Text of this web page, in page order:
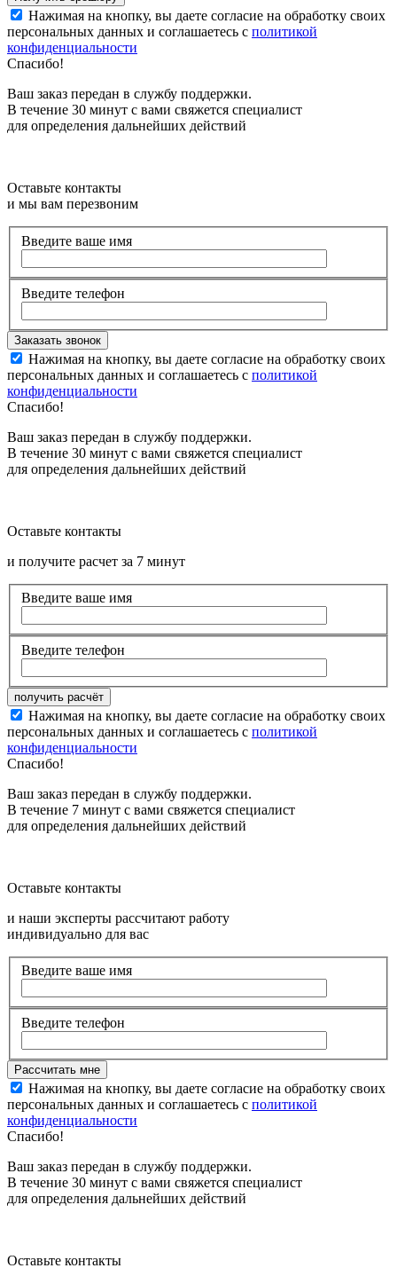
Нажимая на кнопку, вы даете согласие на обработку своих
персональных данных и соглашаетесь с политикой
конфиденциальности
Спасибо!
Ваш заказ передан в службу поддержки.
В течение 30 минут с вами свяжется специалист
для определения дальнейших действий
Оставьте контакты
и мы вам перезвоним
Введите ваше имя
Введите телефон
Нажимая на кнопку, вы даете согласие на обработку своих
персональных данных и соглашаетесь с политикой
конфиденциальности
Спасибо!
Ваш заказ передан в службу поддержки.
В течение 30 минут с вами свяжется специалист
для определения дальнейших действий
Оставьте контакты
и получите расчет за 7 минут
Введите ваше имя
Введите телефон
Нажимая на кнопку, вы даете согласие на обработку своих
персональных данных и соглашаетесь с политикой
конфиденциальности
Спасибо!
Ваш заказ передан в службу поддержки.
В течение 7 минут с вами свяжется специалист
для определения дальнейших действий
Оставьте контакты
и наши эксперты рассчитают работу
индивидуально для вас
Введите ваше имя
Введите телефон
Нажимая на кнопку, вы даете согласие на обработку своих
персональных данных и соглашаетесь с политикой
конфиденциальности
Спасибо!
Ваш заказ передан в службу поддержки.
В течение 30 минут с вами свяжется специалист
для определения дальнейших действий
Оставьте контакты